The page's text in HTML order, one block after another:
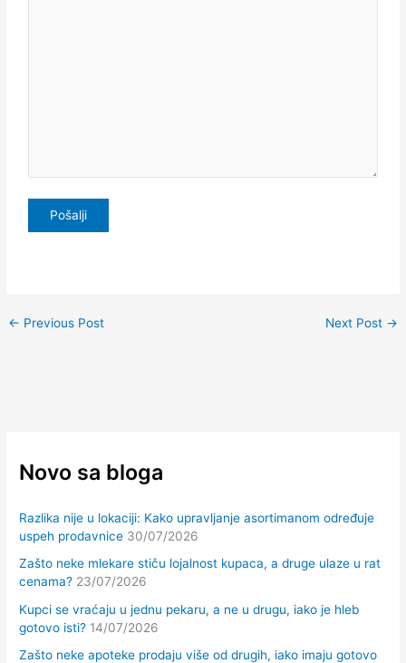
← Previous Post Next Post →
Novo sa bloga
Razlika nije u lokaciji: Kako upravljanje asortimanom određuje
uspeh prodavnice 30/07/2026
Zašto neke mlekare stiču lojalnost kupaca, a druge ulaze u rat
cenama? 23/07/2026
Kupci se vraćaju u jednu pekaru, a ne u drugu, iako je hleb
gotovo isti? 14/07/2026
Zašto neke apoteke prodaju više od drugih, iako imaju gotovo